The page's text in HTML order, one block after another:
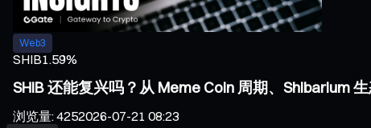
Web3
SHIB1.59%
SHIB 还能复兴吗？从 Meme Coin 周期、Shibarium
浏览量:4252026-07-21 08:23